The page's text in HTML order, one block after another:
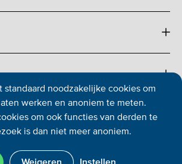
standaard noodzakelijke cookies om
werken en anoniem te meten.
om ook functies van derden te
is dan niet meer anoniem.
Toegankelijkheid Copyright Disclaimer